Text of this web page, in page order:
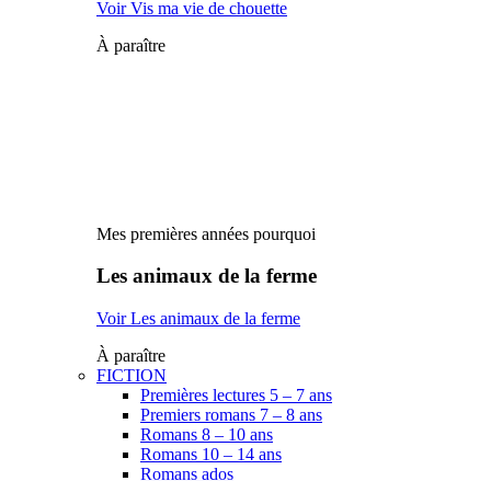
Voir Vis ma vie de chouette
À paraître
Mes premières années pourquoi
Les animaux de la ferme
Voir Les animaux de la ferme
À paraître
FICTION
Premières lectures 5 – 7 ans
Premiers romans 7 – 8 ans
Romans 8 – 10 ans
Romans 10 – 14 ans
Romans ados